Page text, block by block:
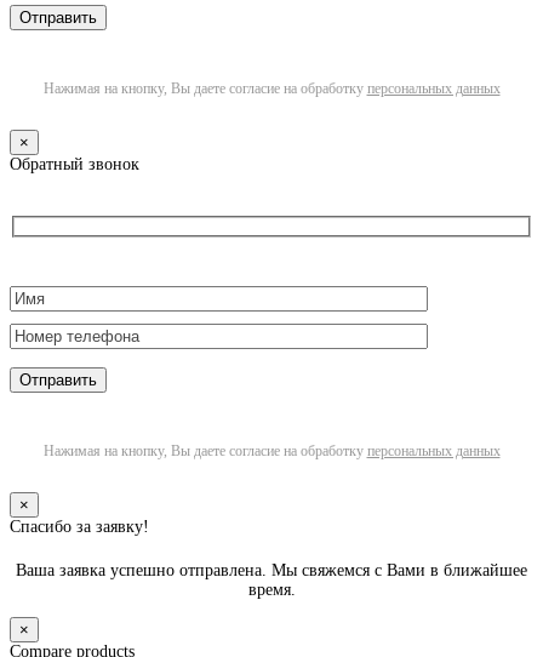
Нажимая на кнопку, Вы даете согласие на обработку персональных данных
×
Обратный звонок
Нажимая на кнопку, Вы даете согласие на обработку персональных данных
×
Спасибо за заявку!
Ваша заявка успешно отправлена. Мы свяжемся с Вами в ближайшее
время.
×
Compare products